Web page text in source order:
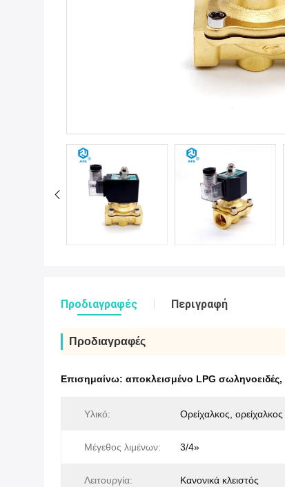
Προδιαγραφές Περιγραφή
Προδιαγραφές
Επισημαίνω: αποκλεισμένο LPG σωληνοειδές,
Υλικό: Ορείχαλκος, ορείχαλκος
Μέγεθος λιμένων: 3/4»
Λειτουργία: Κανονικά κλειστός